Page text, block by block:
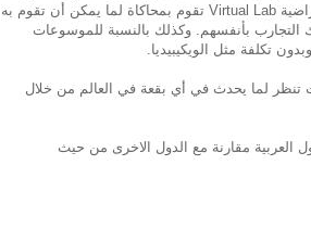
احدثتها الانترنت في عدة جوانب مثل الكيمياء, حيث توفر الانترنت معامل افتراضية Virtual Lab تقوم بمحاكاة لما يمكن أن تقوم به
التجارب بأنفسهم. وكذلك بالنسبة للموسوعات
تكلفة مثل الويكيبيديا.
تنظر لما يحدث في أي بقعة في العالم من خلال
العربية مقارنة مع الدول الاخرى من حيث